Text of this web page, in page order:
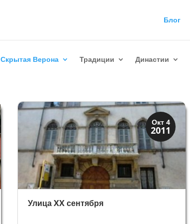
Блог
Скрытая Верона Традиции Династии
Окт 4
2011
Скрытая Верона
Улицы и площади
Улица XX сентября